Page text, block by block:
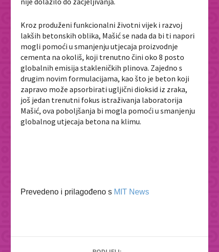
Kroz produženi funkcionalni životni vijek i razvoj
lakših betonskih oblika, Mašić se nada da bi ti napori
mogli pomoći u smanjenju utjecaja proizvodnje
cementa na okoliš, koji trenutno čini oko 8 posto
globalnih emisija stakleničkih plinova. Zajedno s
drugim novim formulacijama, kao što je beton koji
zapravo može apsorbirati ugljični dioksid iz zraka,
još jedan trenutni fokus istraživanja laboratorija
Mašić, ova poboljšanja bi mogla pomoći u smanjenju
globalnog utjecaja betona na klimu.
Prevedeno i prilagođeno s MIT News